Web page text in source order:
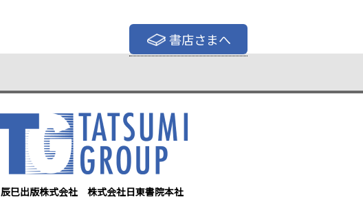
書店さまへ
辰巳出版株式会社 株式会社日東書院本社